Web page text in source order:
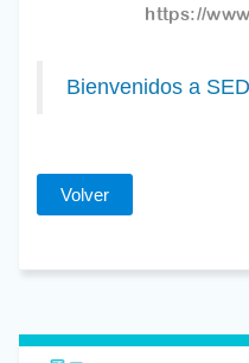
https://
Bienvenidos a
Volver